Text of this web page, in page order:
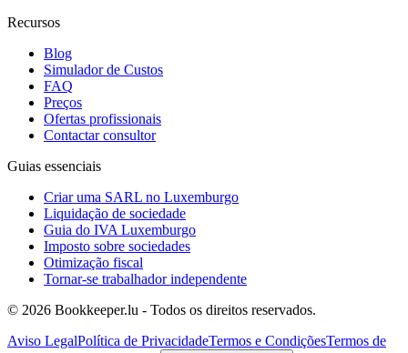
Recursos
Blog
Simulador de Custos
FAQ
Preços
Ofertas profissionais
Contactar consultor
Guias essenciais
Criar uma SARL no Luxemburgo
Liquidação de sociedade
Guia do IVA Luxemburgo
Imposto sobre sociedades
Otimização fiscal
Tornar-se trabalhador independente
© 2026 Bookkeeper.lu - Todos os direitos reservados.
Aviso LegalPolítica de PrivacidadeTermos e CondiçõesTermos de